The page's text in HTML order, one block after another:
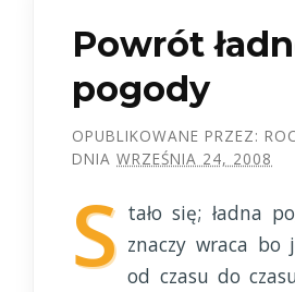
Powrót
pogody
OPUBLIKOWANE PRZEZ:
DNIA WRZEŚNIA 24, 2008
S tało się; ładna
znaczy wraca bo
od czasu do